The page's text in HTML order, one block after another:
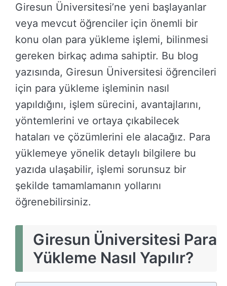
Giresun Üniversitesi’ne yeni başlayanlar
veya mevcut öğrenciler için önemli bir
konu olan para yükleme işlemi, bilinmesi
gereken birkaç adıma sahiptir. Bu blog
yazısında, Giresun Üniversitesi öğrencileri
için para yükleme işleminin nasıl
yapıldığını, işlem sürecini, avantajlarını,
yöntemlerini ve ortaya çıkabilecek
hataları ve çözümlerini ele alacağız. Para
yüklemeye yönelik detaylı bilgilere bu
yazıda ulaşabilir, işlemi sorunsuz bir
şekilde tamamlamanın yollarını
öğrenebilirsiniz.
Giresun Üniversitesi Para
Yükleme Nasıl Yapılır?